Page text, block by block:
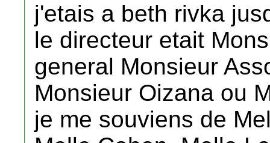
j'etais a beth rivka
le directeur etait
general Monsieur
Monsieur Oizana ou
je me souviens de